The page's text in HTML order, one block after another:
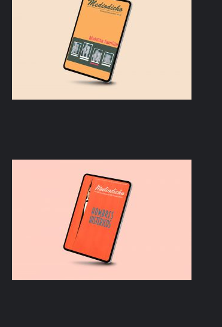
AÑADIR AL CARRITO /
AÑADIR AL CARRITO /